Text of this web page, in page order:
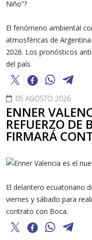
El fenómeno ambiental
atmosféricas de
2026. Los pronósticos
del país.
05 AGOSTO 2026
ENNER
REFUERZO DE
FIRMARÁ
El delantero ecuatoriano
viernes y sábado para
contrato con Boca.